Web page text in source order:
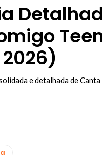
e detalhada de Canta